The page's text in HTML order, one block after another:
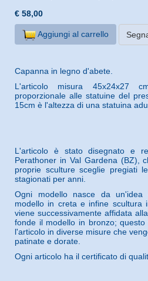
€ 58,00
Aggiungi al carrello
Capanna in legno d'abete.
L'articolo misura 45x24x27
proporzionale alle statuine del
15cm è l'altezza di una statuina
L'articolo è stato disegnato e
Perathoner in Val Gardena (BZ),
proprie sculture sceglie pregiati
stagionati per anni.
Ogni modello nasce da un'idea
modello in creta e infine scultura
viene successivamente affidata
fonde il modello in bronzo;
l'articolo in diverse misure che
patinate e dorate.
Ogni articolo ha il certificato di